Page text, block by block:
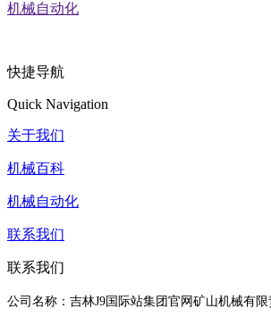
机械自动化
快捷导航
Quick Navigation
关于我们
机械百科
机械自动化
联系我们
联系我们
公司名称：吉林J9国际站集团官网矿山机械有限